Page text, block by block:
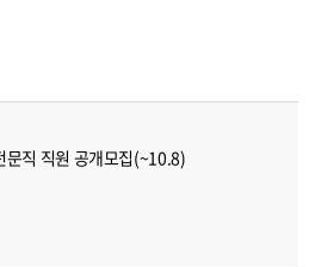
문직 직원 공개모집(~10.8)